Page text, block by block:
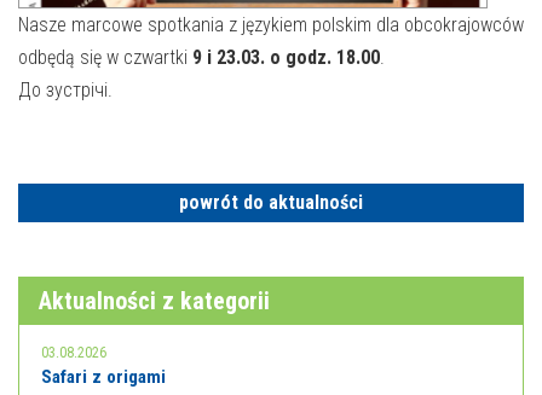
FORMY STAŁE
NASZE FILIE
FOTO
E-INFORMATOR
Nasze marcowe spotkania z językiem polskim dla obcokrajowców
odbędą się w czwartki 9 i 23.03. o godz. 18.00.
До зустрічі.
powrót do aktualności
Aktualności z kategorii
03.08.2026
Safari z origami